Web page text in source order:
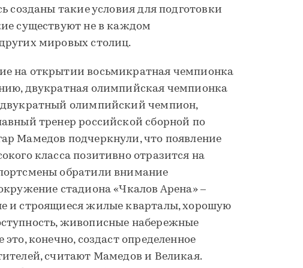
созданы такие условия для подготовки
существуют не в каждом
мировых столиц.
на открытии восьмикратная чемпионка
двукратная олимпийская чемпионка
олимпийский чемпион,
тренер российской сборной по
Мамедов подчеркнули, что появление
класса позитивно отразится на
обратили внимание
стадиона «Чкалов Арена» –
и строящиеся жилые кварталы, хорошую
живописные набережные
конечно, создаст определенное
считают Мамедов и Великая.